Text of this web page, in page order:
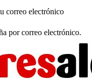
correo electrónico
por correo electrónico.